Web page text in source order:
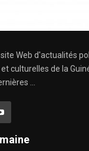
Web d'actualités
culturelles de la
...